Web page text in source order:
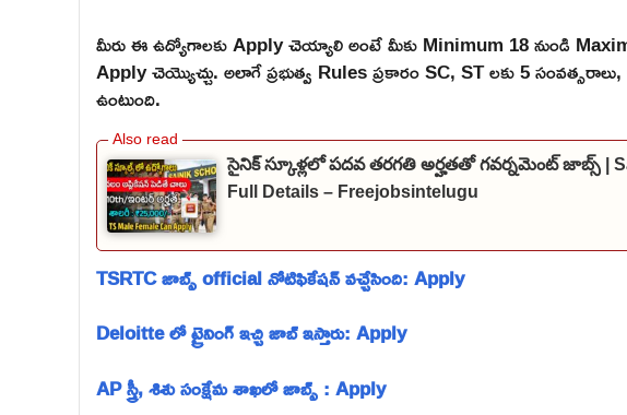
మీరు ఈ ఉద్యోగాలకు Apply చెయ్యాలి అంటే మీకు Minimum 18 నుండి
Apply చెయ్యొచ్చు. అలాగే ప్రభుత్వ Rules ప్రకారం SC, ST లకు 5
ఉంటుంది.
సైనిక్ స్కూళ్లలో పదవ తరగతి అర్హతతో గవర్నమెంట్ జాబ్స్ |
Full Details – Freejobsintelugu
TSRTC జాబ్స్ official నోటిఫికేషన్ వచ్చేసింది: Apply
Deloitte లో ట్రైనింగ్ ఇచ్చి జాబ్ ఇస్తారు: Apply
AP స్త్రీ, శిశు సంక్షేమ శాఖలో జాబ్స్ : Apply